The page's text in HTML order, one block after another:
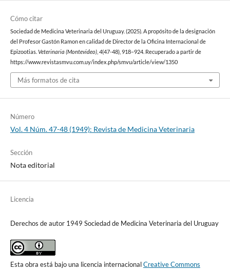
Cómo citar
Sociedad de Medicina Veterinaria del Uruguay. (2025). A propósito de la designación
del Profesor Gastón Ramon en calidad de Director de la Oficina Internacional de
Epizootias. Veterinaria (Montevideo), 4(47-48), 918–924. Recuperado a partir de
https://www.revistasmvu.com.uy/index.php/smvu/article/view/1350
Más formatos de cita
Número
Vol. 4 Núm. 47-48 (1949): Revista de Medicina Veterinaria
Sección
Nota editorial
Licencia
Derechos de autor 1949 Sociedad de Medicina Veterinaria del Uruguay
Esta obra está bajo una licencia internacionalCreative Commons